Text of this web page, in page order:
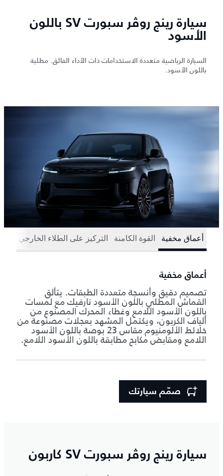
سيارة رينج روڤر سبورت SV باللون
الأسود
السيارة الرياضية متعددة الاستخدامات ذات الأداء الفائق. مطلية
باللون الأسود.
أعماق مخفية القوة الكامنة التركيز على الطلاء الخارجي
أعماق مخفية
تصميم دقيق وأنسجة متعددة الطبقات. يتألق
القماش المطلي باللون الأسود نارفيك مع لمسات
باللون الأسود اللامع وغطاء المحرك المصنوع من
ألياف الكربون، ويكتمل المشهد بعجلات مصنوعة من
خلائط الألومنيوم مقاس 23 بوصة باللون الأسود
اللامع ومقابض مكابح مطابقة باللون الأسود اللامع.
صمّم سيارتك
سيارة رينج روڤر سبورت SV كاربون